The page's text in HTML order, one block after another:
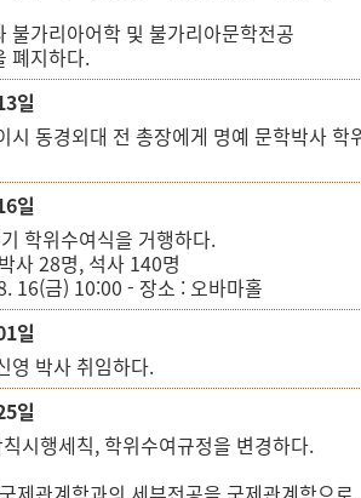
불가리아어학 및 불가리아문학전공
폐지하다.
일
시 동경외대 전 총장에게 명예 문학박사 학
일
학위수여식을 거행하다.
사 28명, 석사 140명
16(금) 10:00 - 장소 : 오바마홀
일
영 박사 취임하다.
일
시행세칙, 학위수여규정을 변경하다.